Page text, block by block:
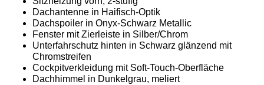
Dachantenne in Haifisch-Optik
Dachspoiler in Onyx-Schwarz Metallic
Fenster mit Zierleiste in Silber/Chrom
Unterfahrschutz hinten in Schwarz glänzend mit
Chromstreifen
Cockpitverkleidung mit Soft-Touch-Oberfläche
Dachhimmel in Dunkelgrau, meliert